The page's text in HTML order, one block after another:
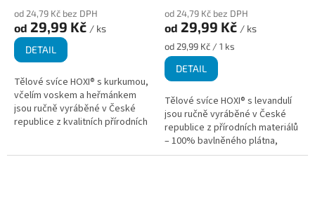
od 24,79 Kč bez DPH
od 29,99 Kč / ks
DETAIL
Tělové svíce HOXI® s kurkumou,
včelím voskem a heřmánkem
jsou ručně vyráběné v České
republice z kvalitních přírodních
od 24,79 Kč bez DPH
od 29,99 Kč / ks
Měrná
cena:
od 29,99 Kč / 1 ks
DETAIL
Tělové svíce HOXI® s levandulí
jsou ručně vyráběné v České
republice z přírodních materiálů
– 100% bavlněného plátna,
čištěného včelího vosku,